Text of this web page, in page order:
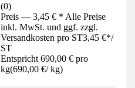
(0)
Preis — 3,45 € * Alle Preise
inkl. MwSt. und ggf. zzgl.
Versandkosten pro ST3,45 €*/
ST
Entspricht 690,00 € pro
kg(690,00 €/ kg)